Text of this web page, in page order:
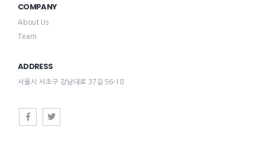
COMPANY
About Us
Team
ADDRESS
서울시 서초구 강남대로 37길 56-18